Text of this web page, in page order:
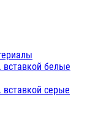
белые
серые